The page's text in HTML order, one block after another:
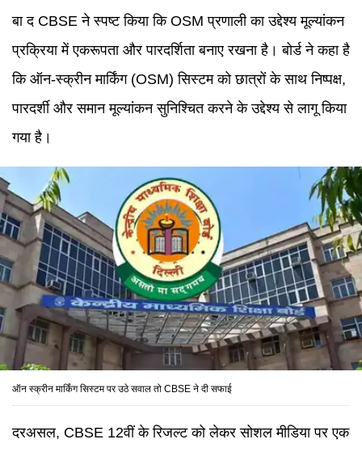
बा द CBSE ने स्पष्ट किया कि OSM प्रणाली का उद्देश्य मूल्यांकन
प्रक्रिया में एकरूपता और पारदर्शिता बनाए रखना है। बोर्ड ने कहा है
कि ऑन-स्क्रीन मार्किंग (OSM) सिस्टम को छात्रों के साथ निष्पक्ष,
पारदर्शी और समान मूल्यांकन सुनिश्चित करने के उद्देश्य से लागू किया
गया है।
ऑन स्क्रीन मार्किंग सिस्टम पर उठे सवाल तो CBSE ने दी सफाई
दरअसल, CBSE 12वीं के रिजल्ट को लेकर सोशल मीडिया पर एक